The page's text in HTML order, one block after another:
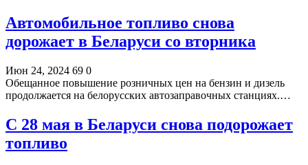
Автомобильное топливо снова
дорожает в Беларуси со вторника
Июн 24, 2024 69 0
Обещанное повышение розничных цен на бензин и дизель
продолжается на белорусских автозаправочных станциях.…
С 28 мая в Беларуси снова подорожает
топливо